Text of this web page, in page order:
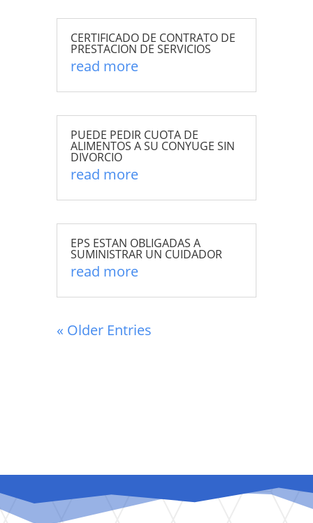
CERTIFICADO DE CONTRATO DE
PRESTACION DE SERVICIOS
read more
PUEDE PEDIR CUOTA DE
ALIMENTOS A SU CONYUGE SIN
DIVORCIO
read more
EPS ESTAN OBLIGADAS A
SUMINISTRAR UN CUIDADOR
read more
« Older Entries